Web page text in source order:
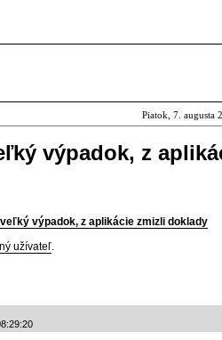
Piatok, 7. augusta
výpadok, z
výpadok, z aplikácie zmizli doklady
užívateľ.